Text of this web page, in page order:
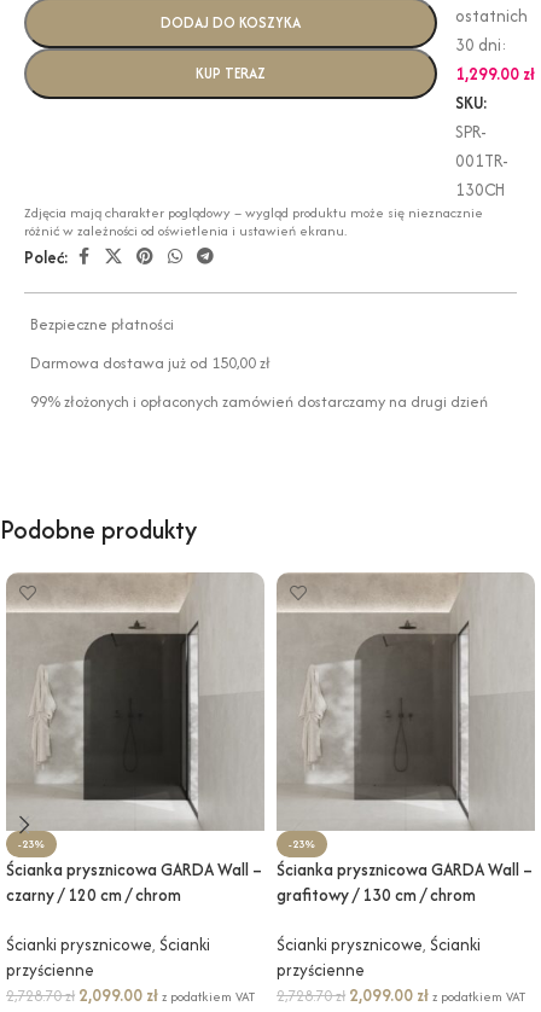
DODAJ DO KOSZYKA
KUP TERAZ
ostatnich
30 dni:
1,299.00 zł
SKU:
SPR-
001TR-
130CH
Zdjęcia mają charakter poglądowy – wygląd produktu może się nieznacznie
różnić w zależności od oświetlenia i ustawień ekranu.
Poleć:
Bezpieczne płatności
Darmowa dostawa już od 150,00 zł
99% złożonych i opłaconych zamówień dostarczamy na drugi dzień
Podobne produkty
-23%
Ścianka prysznicowa GARDA Wall –
czarny / 120 cm / chrom
Ścianki prysznicowe, Ścianki
przyścienne
2,728.70zł 2,099.00 złz podatkiem VAT
-23%
Ścianka prysznicowa GARDA Wall –
grafitowy / 130 cm / chrom
Ścianki prysznicowe, Ścianki
przyścienne
2,728.70zł 2,099.00 złz podatkiem VAT